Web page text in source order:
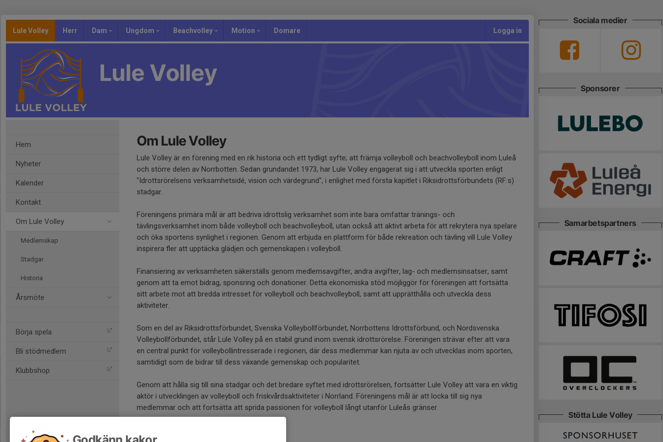
Lule Volley Herr Dam Ungdom Beachvolley Motion Domare Logga in
Lule Volley
Hem
Nyheter
Kalender
Kontakt
Om Lule Volley
Medlemskap
Stadgar
Historia
Årsmöte
Börja spela
Bli stödmedlem
Klubbshop
Om Lule Volley
Lule Volley är en förening med en rik historia och ett tydligt syfte; att främja volleyboll och beachvolleyboll inom Luleå
och större delen av Norrbotten. Sedan grundandet 1973, har Lule Volley engagerat sig i att utveckla sporten enligt
"Idrottsrörelsens verksamhetsidé, vision och värdegrund", i enlighet med första kapitlet i Riksidrottsförbundets (RF:s)
stadgar.
Föreningens primära mål är att bedriva idrottslig verksamhet som inte bara omfattar tränings- och
tävlingsverksamhet inom både volleyboll och beachvolleyboll, utan också att aktivt arbeta för att rekrytera nya spelare
och öka sportens synlighet i regionen. Genom att erbjuda en plattform för både rekreation och tävling vill Lule Volley
inspirera fler att upptäcka glädjen och gemenskapen i volleyboll.
Finansiering av verksamheten säkerställs genom medlemsavgifter, andra avgifter, lag- och medlemsinsatser, samt
genom att ta emot bidrag, sponsring och donationer. Detta ekonomiska stöd möjliggör för föreningen att fortsätta
sitt arbete mot att bredda intresset för volleyboll och beachvolleyboll, samt att upprätthålla och utveckla dess
aktiviteter.
Som en del av Riksidrottsförbundet, Svenska Volleybollförbundet, Norrbottens Idrottsförbund, och Nordsvenska
Volleybollförbundet, står Lule Volley på en stabil grund inom svensk idrottsrörelse. Föreningen strävar efter att vara
en central punkt för volleybollintresserade i regionen, där dess medlemmar kan njuta av och utvecklas inom sporten,
samtidigt som de bidrar till dess växande gemenskap och popularitet.
Genom att hålla sig till sina stadgar och det bredare syftet med idrottsrörelsen, fortsätter Lule Volley att vara en viktig
aktör i utvecklingen av volleyboll och friskvårdsaktiviteter i Norrland. Föreningens mål är att locka till sig nya
medlemmar och att fortsätta att sprida passionen för volleyboll långt utanför Luleås gränser.
Sociala medier
Sponsorer
Samarbetspartners
Stötta Lule Volley